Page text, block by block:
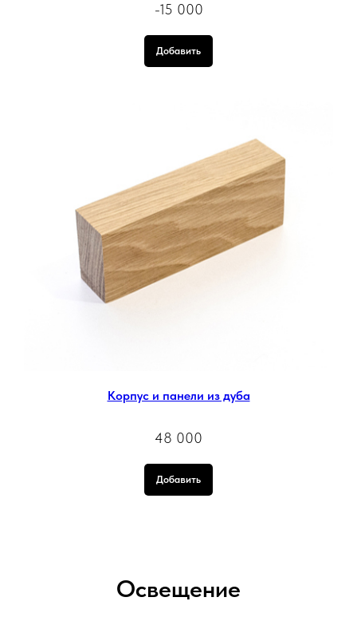
-15 000
Добавить
Корпус и панели из дуба
48 000
Добавить
Освещение